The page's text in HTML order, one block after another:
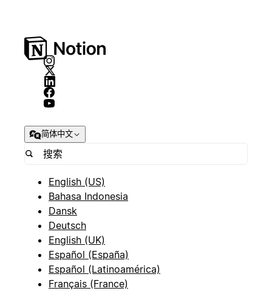
简体中文
English (US)
Bahasa Indonesia
Dansk
Deutsch
English (UK)
Español (España)
Español (Latinoamérica)
Français (France)